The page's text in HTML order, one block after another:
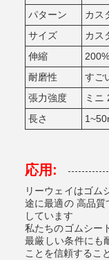
パターン
カス
サイズ
カス
伸縮
耐磨性
すご
張力強度
ミニ
長さ
応用:
リーウェイはゴム
途に最適の 高品
しています
私たちのゴムシー
最厳しい条件にも
ことを信頼するこ